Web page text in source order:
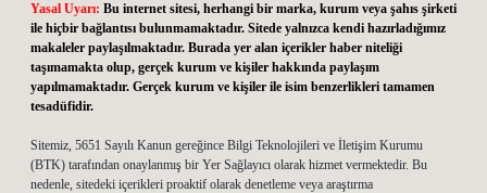
Yasal Uyarı: Bu internet sitesi, herhangi bir marka, kurum veya şahıs şirketi
ile hiçbir bağlantısı bulunmamaktadır. Sitede yalnızca kendi hazırladığımız
makaleler paylaşılmaktadır. Burada yer alan içerikler haber niteliği
taşımamakta olup, gerçek kurum ve kişiler hakkında paylaşım
yapılmamaktadır. Gerçek kurum ve kişiler ile isim benzerlikleri tamamen
tesadüfidir.
Sitemiz, 5651 Sayılı Kanun gereğince Bilgi Teknolojileri ve İletişim Kurumu
(BTK) tarafından onaylanmış bir Yer Sağlayıcı olarak hizmet vermektedir. Bu
nedenle, sitedeki içerikleri proaktif olarak denetleme veya araştırma